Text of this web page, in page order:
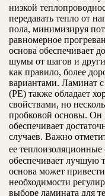
низкой
передавать тепло от
пола, минимизируя
равномерное
основа обеспечивает
шумы от шагов и
как правило, более
вариантами. Ламинат
(PE) также обладает
свойствами, но
пробковой основы. Он
обеспечивает
случаев. Важно
ее теплоизоляционные
обеспечивает лучшую
основа может
необходимости
выборе ламината для